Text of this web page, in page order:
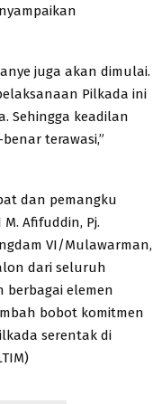
juga akan dimulai.
Pilkada ini
Sehingga keadilan
terawasi,”
dan pemangku
Afifuddin, Pj.
VI/Mulawarman,
dari seluruh
berbagai elemen
bobot komitmen
serentak di